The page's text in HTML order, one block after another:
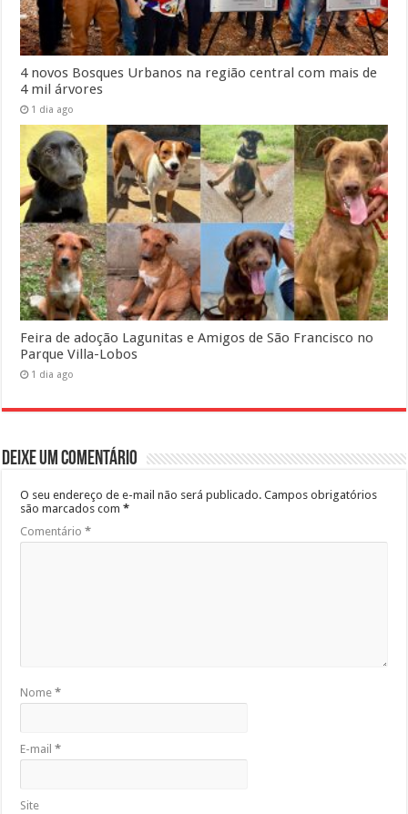
4 novos Bosques Urbanos na região central com mais de
4 mil árvores
1 dia ago
Feira de adoção Lagunitas e Amigos de São Francisco no
Parque Villa-Lobos
1 dia ago
Deixe um comentário
O seu endereço de e-mail não será publicado. Campos obrigatórios
são marcados com*
Comentário*
Nome*
E-mail*
Site